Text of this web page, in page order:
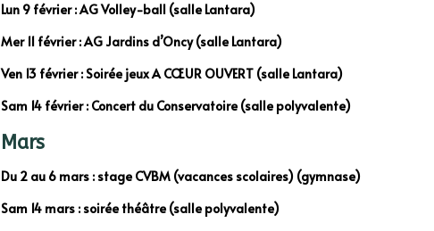
Lun 9 février : AG Volley-ball (salle Lantara)
Mer 11 février : AG Jardins d’Oncy (salle Lantara)
Ven 13 février : Soirée jeux A CŒUR OUVERT (salle Lantara)
Sam 14 février : Concert du Conservatoire (salle polyvalente)
Mars
Du 2 au 6 mars : stage CVBM (vacances scolaires) (gymnase)
Sam 14 mars : soirée théâtre (salle polyvalente)